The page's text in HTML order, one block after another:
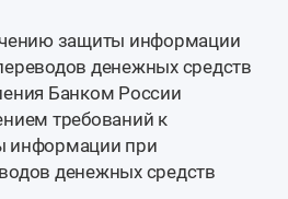
защиты информации
денежных средств
Банком России
требований к
информации при
денежных средств